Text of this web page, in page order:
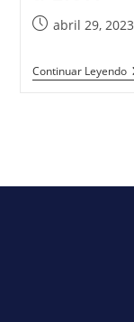
abril 29, 2023
Continuar Leyendo